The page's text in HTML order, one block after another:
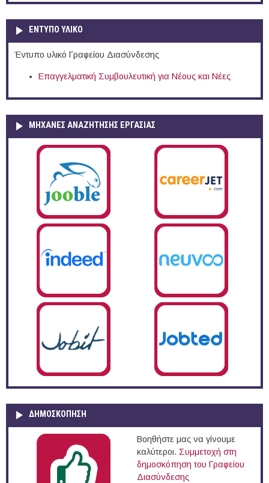
ΕΝΤΥΠΟ ΥΛΙΚΟ
Έντυπο υλικό Γραφείου Διασύνδεσης
Επαγγελματική Συμβουλευτική για Νέους και Νέες
ΜΗΧΑΝΕΣ ΑΝΑΖΗΤΗΣΗΣ ΕΡΓΑΣΙΑΣ
ΔΗΜΟΣΚΌΠΗΣΗ
Βοηθήστε μας να γίνουμε
καλύτεροι. Συμμετοχή στη
δημοσκόπηση του Γραφείου
Διασύνδεσης